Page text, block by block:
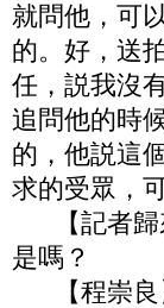
就問他，可
的。好，送
任，説我沒
追問他的時
的，他説這
求的受眾，
【記者歸
是嗎？
【程崇良